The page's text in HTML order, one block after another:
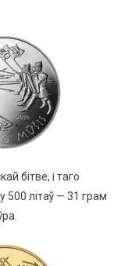
бітве, і таго
500 літаў — 31 грам